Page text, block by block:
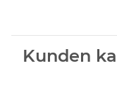
Kunden